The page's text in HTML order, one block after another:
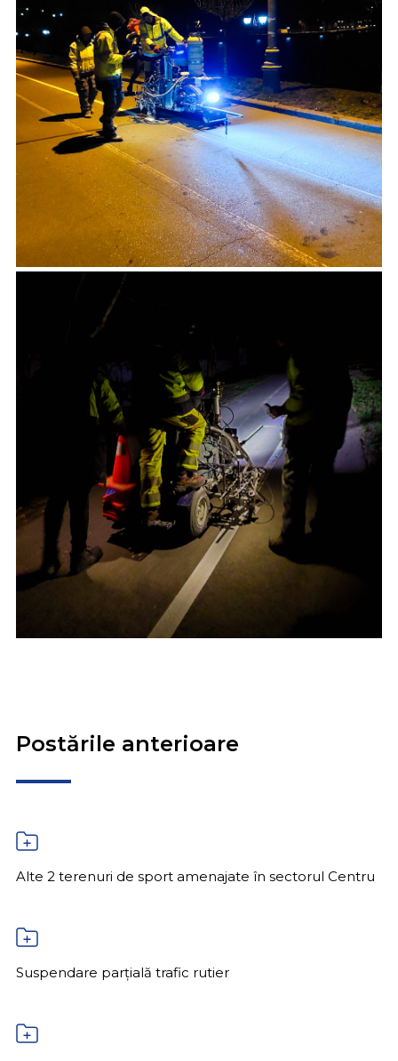
Postările anterioare
Alte 2 terenuri de sport amenajate în sectorul Centru
Suspendare parțială trafic rutier